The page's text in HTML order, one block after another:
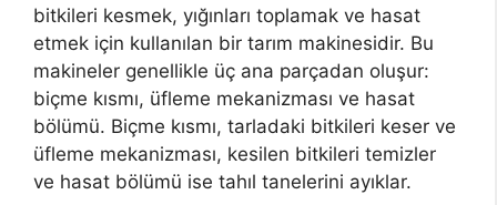
bitkileri kesmek, yığınları toplamak ve hasat
etmek için kullanılan bir tarım makinesidir. Bu
makineler genellikle üç ana parçadan oluşur:
biçme kısmı, üfleme mekanizması ve hasat
bölümü. Biçme kısmı, tarladaki bitkileri keser ve
üfleme mekanizması, kesilen bitkileri temizler
ve hasat bölümü ise tahıl tanelerini ayıklar.